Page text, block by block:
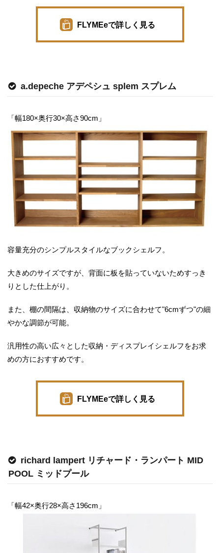
FLYMEeで詳しく見る
a.depeche アデペシュ splem スプレム
「幅180×奥行30×高さ90cm」
容量充分のシンプルスタイルなブックシェルフ。
大きめのサイズですが、背面に板を貼っていないためすっき
りとした仕上がり。
また、棚の間隔は、収納物のサイズに合わせて"6cmずつ"の細
やかな調節が可能。
汎用性の高い広々とした収納・ディスプレイシェルフをお求
めの方におすすめです。
FLYMEeで詳しく見る
richard lampert リチャード・ランパート MID
POOL ミッドプール
「幅42×奥行28×高さ196cm」